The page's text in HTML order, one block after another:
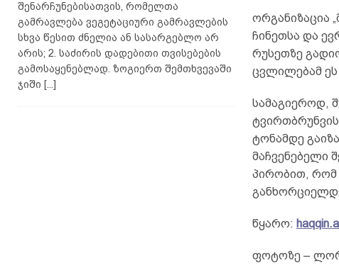
ორგანიზაცია
ჩინეთსა და
რუსეთზე
ცვლილებამ ეს
სამაგიეროდ,
ტონამდე
მაჩვენებელი
პირობით, რომ
წყარო:
ფოტოზე –
შენარჩუნებისათვის, რომელთა
გამრავლება ვეგეტაციური გამრავლების
სხვა წესით ძნელია ან სასარგებლო არ
არის; 2. საძირის დადებითი თვისებების
გამოსაყენებლად. ზოგიერთ შემთხვევაში
ჯიში [...]